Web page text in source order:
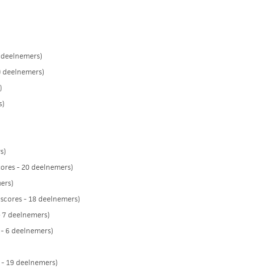
deelnemers)
- 20 deelnemers)
- 18 deelnemers)
7 deelnemers)
6 deelnemers)
19 deelnemers)